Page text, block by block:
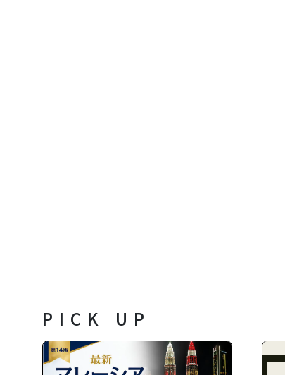
PICK UP